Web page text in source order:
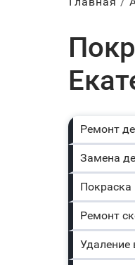
Ремонт
Замена
Покраска
Ремонт
Удаление